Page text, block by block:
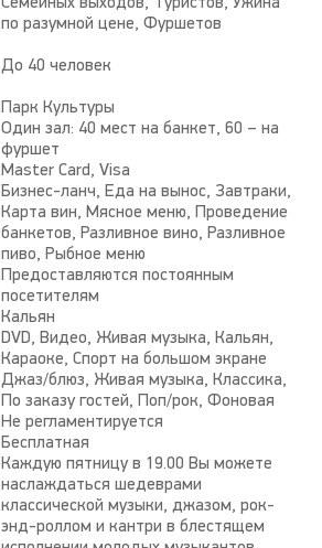
по разумной цене, Фуршетов
До 40 человек
Парк Культуры
Один зал: 40 мест на банкет, 60 – на
фуршет
Master Card, Visa
Бизнес-ланч, Еда на вынос, Завтраки,
Карта вин, Мясное меню, Проведение
банкетов, Разливное вино, Разливное
пиво, Рыбное меню
Предоставляются постоянным
посетителям
Кальян
DVD, Видео, Живая музыка, Кальян,
Караоке, Спорт на большом экране
Джаз/блюз, Живая музыка, Классика,
По заказу гостей, Поп/рок, Фоновая
Не регламентируется
Бесплатная
Каждую пятницу в 19.00 Вы можете
наслаждаться шедеврами
классической музыки, джазом, рок-
энд-роллом и кантри в блестящем